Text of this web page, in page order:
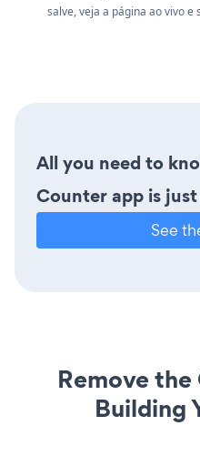
salve, veja a página ao vivo
All you need to
Counter app is
See
Remove
Building